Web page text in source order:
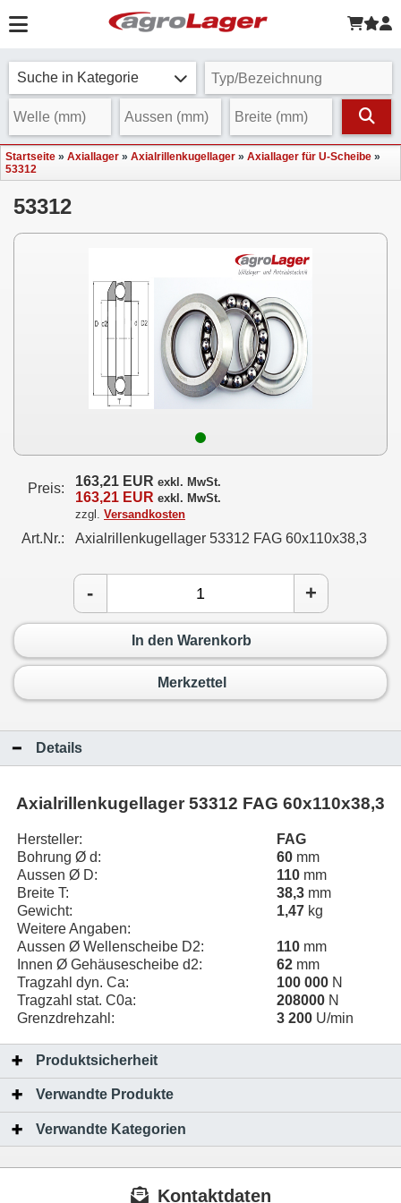
Suche in Kategorie
Startseite » Axiallager » Axialrillenkugellager » Axiallager für U-Scheibe »
53312
53312
Preis: 163,21 EUR exkl. MwSt.
163,21 EUR exkl. MwSt.
zzgl. Versandkosten
Art.Nr.: Axialrillenkugellager 53312 FAG 60x110x38,3
- +
In den Warenkorb
Merkzettel
Details
Axialrillenkugellager 53312 FAG 60x110x38,3
Hersteller:
FAG
Bohrung Ø d:
60 mm
Aussen Ø D:
110 mm
Breite T:
38,3 mm
Gewicht:
1,47 kg
Weitere Angaben:
Aussen Ø Wellenscheibe D2:
110 mm
Innen Ø Gehäusescheibe d2:
62 mm
Tragzahl dyn. Ca:
100 000 N
Tragzahl stat. C0a:
208000 N
Grenzdrehzahl:
3 200 U/min
Produktsicherheit
Verwandte Produkte
Verwandte Kategorien
Kontaktdaten